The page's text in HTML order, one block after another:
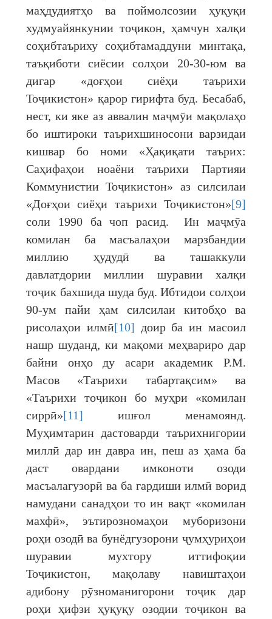
маҳдудиятҳо ва поймолсозии ҳуқуқи
худмуайянкунии тоҷикон, ҳамчун халқи
соҳибтаъриху соҳибтамаддуни минтақа,
таъқиботи сиёсии солҳои 20-30-юм ва
дигар «доғҳои сиёҳи таърихи
Тоҷикистон» қарор гирифта буд. Бесабаб,
нест, ки яке аз аввалин маҷмӯи мақолаҳо
бо иштироки таърихшиносони варзидаи
кишвар бо номи «Ҳақиқати таърих:
Саҳифаҳои ноаёни таърихи Партияи
Коммунистии Тоҷикистон» аз силсилаи
«Доғҳои сиёҳи таърихи Тоҷикистон»[9]
соли 1990 ба чоп расид. Ин маҷмӯа
комилан ба масъалаҳои марзбандии
миллию ҳудудӣ ва ташаккули
давлатдории миллии шуравии халқи
тоҷик бахшида шуда буд. Ибтидои солҳои
90-ум пайи ҳам силсилаи китобҳо ва
рисолаҳои илмӣ[10] доир ба ин масоил
нашр шуданд, ки мақоми меҳвариро дар
байни онҳо ду асари академик Р.М.
Масов «Таърихи табартақсим» ва
«Таърихи тоҷикон бо муҳри «комилан
сиррӣ»[11] ишғол менамоянд.
Муҳимтарин дастоварди таърихнигории
миллӣ дар ин давра ин, пеш аз ҳама ба
даст овардани имконоти озоди
масъалагузорӣ ва ба гардиши илмӣ ворид
намудани санадҳои то ин вақт «комилан
махфӣ», эътирозномаҳои муборизони
роҳи озодӣ ва бунёдгузорони ҷумҳуриҳои
шуравии мухтору иттифоқии
Тоҷикистон, мақолаву навиштаҳои
адибону рӯзноманигорони тоҷик дар
роҳи ҳифзи ҳуқуқу озодии тоҷикон ва